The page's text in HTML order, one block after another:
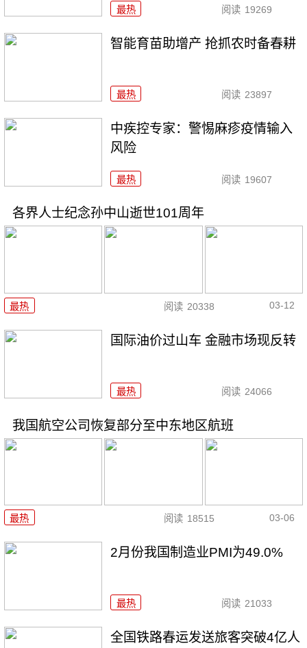
最热 阅读 19269
智能育苗助增产 抢抓农时备春耕
最热 阅读 23897
中疾控专家：警惕麻疹疫情输入
风险
最热 阅读 19607
各界人士纪念孙中山逝世101周年
最热 阅读 20338 03-12
国际油价过山车 金融市场现反转
最热 阅读 24066
我国航空公司恢复部分至中东地区航班
最热 阅读 18515 03-06
2月份我国制造业PMI为49.0%
最热 阅读 21033
全国铁路春运发送旅客突破4亿人